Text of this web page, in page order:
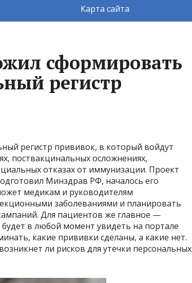
Карта сайта
сформировать
регистр
регистр прививок, в который войдут
поствакцинальных осложнениях,
отказах от иммунизации. Проект
Минздрав РФ, началось его
медикам и руководителям
заболеваниями и планировать
Для пациентов же главное —
в любой момент увидеть на портале
какие прививки сделаны, а какие нет.
ли рисков для утечки персональных